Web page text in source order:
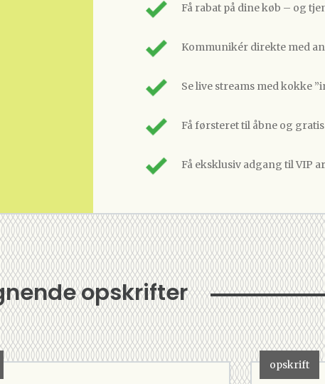
Få rabat på dine køb – og
Kommunikér direkte med
Se live streams med kokke
Få førsteret til åbne og
Få eksklusiv adgang til VIP
opskrifter
opskrift